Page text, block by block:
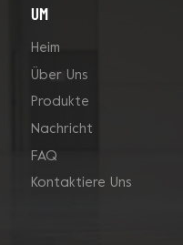
UM
Heim
Über Uns
Produkte
Nachricht
FAQ
Kontaktiere Uns